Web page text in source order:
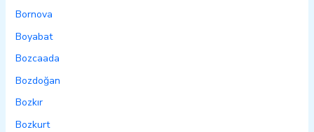
Bornova
Boyabat
Bozcaada
Bozdoğan
Bozkır
Bozkurt